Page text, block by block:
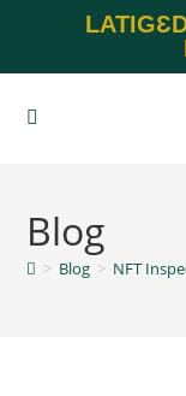
Blog
> Blog > NFT